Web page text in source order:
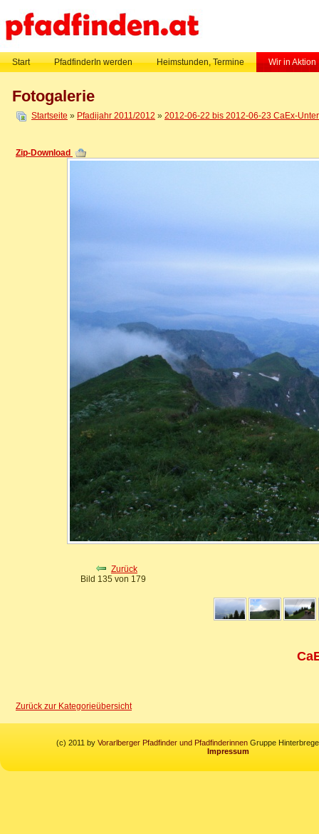
Start PfadfinderIn werden Heimstunden, Termine Wir in Aktion
Fotogalerie
Startseite » Pfadijahr 2011/2012 » 2012-06-22 bis 2012-06-23 CaEx-
Zip-Download
Zurück
Bild 135 von 179
Zurück zur Kategorieübersicht
(c) 2011 by Vorarlberger Pfadfinder und PfadfinderinnenGruppe
Impressum